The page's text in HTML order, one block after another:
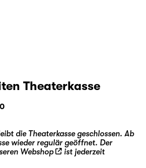
Theaterkasse
die Theaterkasse geschlossen. Ab
wieder regulär geöffnet. Der
Webshop
ist jederzeit